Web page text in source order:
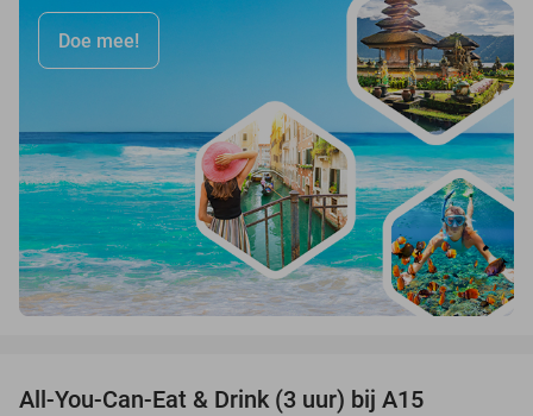
Doe mee!
All-You-Can-Eat & Drink (3 uur) bij A15